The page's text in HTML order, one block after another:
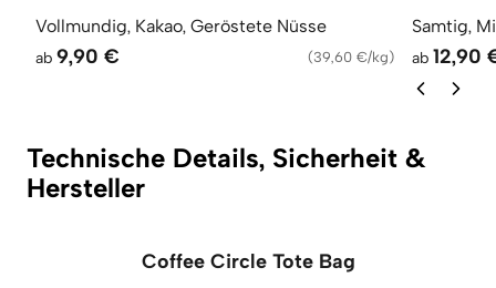
Vollmundig, Kakao, Geröstete Nüsse
ab 9,90 € (39,60 €/kg)
Samtig,
ab 12,90
Technische Details, Sicherheit &
Hersteller
Coffee Circle Tote Bag